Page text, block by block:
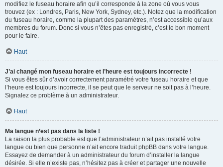
modifiez le fuseau horaire afin qu’il corresponde à la zone où vous vous
trouvez (ex : Londres, Paris, New York, Sydney, etc.). Notez que la modification
du fuseau horaire, comme la plupart des paramètres, n’est accessible qu’aux
membres du forum. Donc si vous n’êtes pas enregistré, c’est le bon moment
pour le faire.
Haut
J’ai changé mon fuseau horaire et l’heure est toujours incorrecte !
Si vous êtes sûr d’avoir correctement paramétré votre fuseau horaire et que
l’heure est toujours incorrecte, il se peut que le serveur ne soit pas à l’heure.
Signalez ce problème à un administrateur.
Haut
Ma langue n’est pas dans la liste !
La raison la plus probable est que l’administrateur n’ait pas installé votre
langue ou bien que personne n’ait encore traduit phpBB dans votre langue.
Essayez de demander à un administrateur du forum d’installer la langue
désirée. Si elle n’existe pas, n’hésitez pas à créer et partager une nouvelle